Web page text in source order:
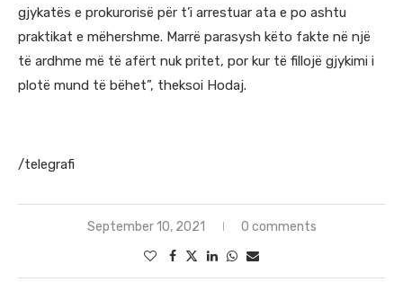
gjykatës e prokurorisë për t’i arrestuar ata e po ashtu
praktikat e mëhershme. Marrë parasysh këto fakte në një
të ardhme më të afërt nuk pritet, por kur të fillojë gjykimi i
plotë mund të bëhet”, theksoi Hodaj.
/telegrafi
September 10, 2021 0 comments